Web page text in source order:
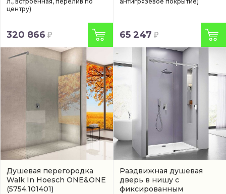
центру)
320 866 65 247
Душевая перегородка
Walk In Hoesch ONE&ONE
(5754.101401)
Раздвижная душевая
дверь в нишу с
фиксированным